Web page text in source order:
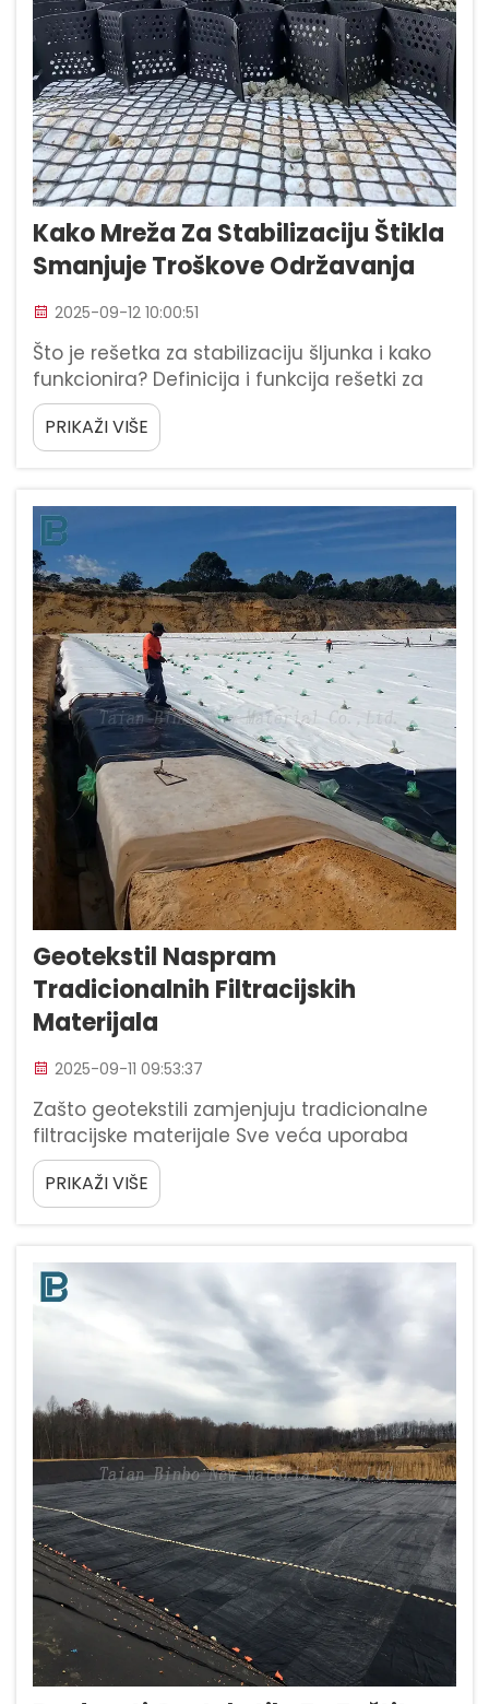
Kako Mreža Za Stabilizaciju Štikla
Smanjuje Troškove Održavanja
2025-09-12 10:00:51
Što je rešetka za stabilizaciju šljunka i kako
funkcionira? Definicija i funkcija rešetki za
stabilizaciju šljunka Rešetke za stabilizaciju
šljunka su zapravo pločasti sustavi izrađeni
od međusobno povezanih ćelija koje drže
instaliraju...
PRIKAŽI VIŠE
Geotekstil Naspram
Tradicionalnih Filtracijskih
Materijala
2025-09-11 09:53:37
Zašto geotekstili zamjenjuju tradicionalne
filtracijske materijale Sve veća uporaba
geotekstila naspram tradicionalnih
filtracijskih materijala u građevinarstvu
Prema nedavnoj anketi iz 2024. godine
otprilike dvije trećine n...
PRIKAŽI VIŠE